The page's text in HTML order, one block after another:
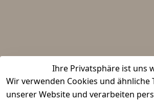
Ihre Privatsphäre ist uns
Wir verwenden Cookies und ähnliche
unserer Website und verarbeiten